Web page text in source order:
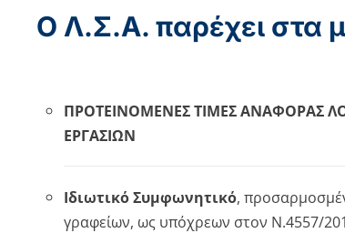
Ο Λ.Σ.Α. παρέχει στα
ΠΡΟΤΕΙΝΟΜΕΝΕΣ ΤΙΜΕΣ ΑΝΑΦΟΡΑΣ
ΕΡΓΑΣΙΩΝ
Ιδιωτικό Συμφωνητικό,
γραφείων, ως υπόχρεων στον Ν.4557/